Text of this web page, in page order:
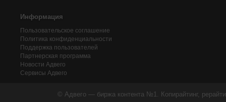
Информация
Пользовательское соглашение
Политика конфиденциальности
Поддержка пользователей
Партнерская программа
Новости Адвего
Сервисы Адвего
© Адвего — биржа контента №1. Копирайтинг,